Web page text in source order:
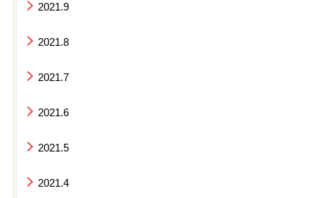
2021.9
2021.8
2021.7
2021.6
2021.5
2021.4